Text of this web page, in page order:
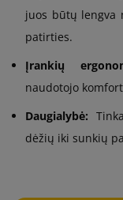
juos būtų lengva
patirties.
Įrankių
naudotojo
Daugialybė:
dėžių iki sunkių